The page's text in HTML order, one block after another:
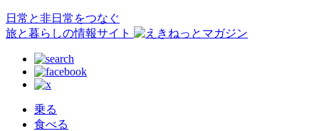
日常と非日常をつなぐ
旅と暮らしの情報サイト
乗る
食べる